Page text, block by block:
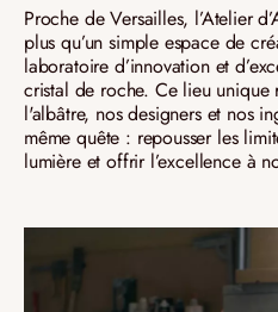
Proche de Versailles, l’Atelier
plus qu’un simple espace de
laboratoire d’innovation et
cristal de roche. Ce lieu unique
l'albâtre, nos designers et nos
même quête : repousser les
lumière et offrir l’excellence à